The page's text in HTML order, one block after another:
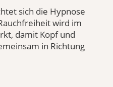
sich die Hypnose
wird im
damit Kopf und
in Richtung